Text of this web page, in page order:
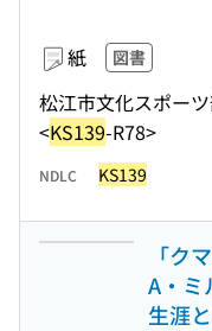
紙 図書
松江市文化スポー
<KS139-R78>
NDLC KS139
「ク
A・ミ
生涯